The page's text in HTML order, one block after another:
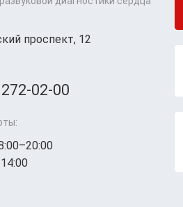
проспект, 12
02-00